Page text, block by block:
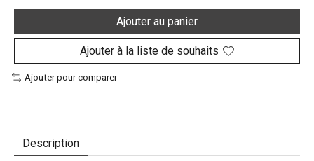
Ajouter au panier
Ajouter à la liste de souhaits
Ajouter pour comparer
Description